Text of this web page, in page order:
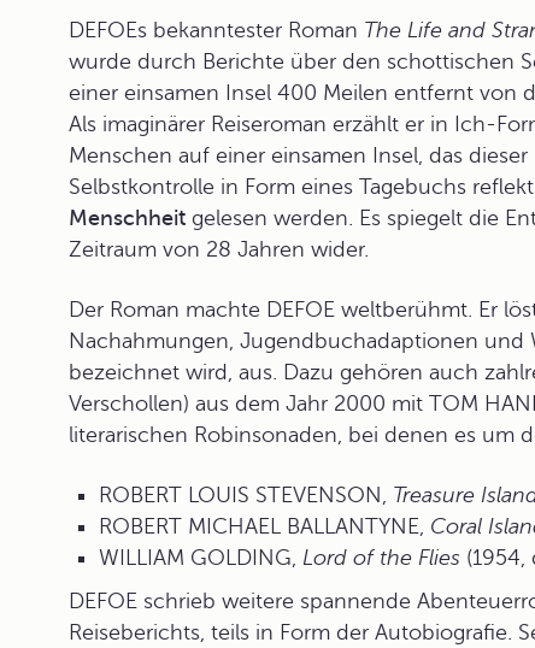
DEFOEs bekanntester Roman The Life and
wurde durch Berichte über den schottischen
einer einsamen Insel 400 Meilen entfernt von
Als imaginärer Reiseroman erzählt er in Ich-
Menschen auf einer einsamen Insel, das
Selbstkontrolle in Form eines Tagebuchs
Menschheit gelesen werden. Es spiegelt die
Zeitraum von 28 Jahren wider.
Der Roman machte DEFOE weltberühmt. Er
Nachahmungen, Jugendbuchadaptionen und
bezeichnet wird, aus. Dazu gehören auch
Verschollen) aus dem Jahr 2000 mit TOM
literarischen Robinsonaden, bei denen es um
ROBERT LOUIS STEVENSON, Treasure
ROBERT MICHAEL BALLANTYNE, Coral
WILLIAM GOLDING, Lord of the Flies (1954,
DEFOE schrieb weitere spannende
Reiseberichts, teils in Form der